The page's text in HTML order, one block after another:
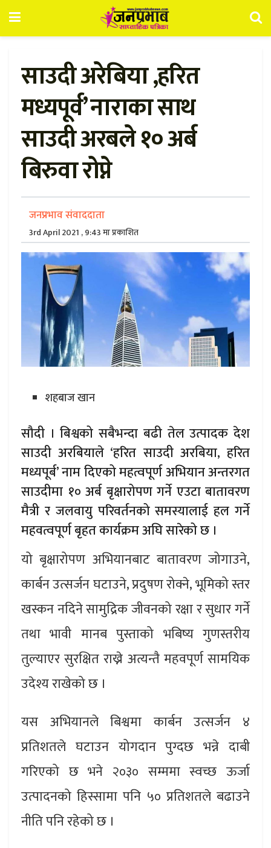
साउदी अरेबिया ,हरित
मध्यपूर्व’ नाराका साथ
साउदी अरबले १० अर्ब
बिरुवा रोप्ने
जनप्रभाव संवाददाता
3rd April 2021 , 9:43 मा प्रकाशित
शहबाज खान
सौदी । बिश्वको सबैभन्दा बढी तेल उत्पादक देश
साउदी अरबियाले ‘हरित साउदी अरबिया, हरित
मध्यपूर्ब’ नाम दिएको महत्वपूर्ण अभियान अन्तरगत
साउदीमा १० अर्ब बृक्षारोपण गर्ने एउटा बातावरण
मैत्री र जलवायु परिवर्तनको समस्यालाई हल गर्ने
महवत्वपूर्ण बृहत कार्यक्रम अघि सारेको छ ।
यो बृक्षारोपण अभियानबाट बातावरण जोगाउने,
कार्बन उत्सर्जन घटाउने, प्रदुषण रोक्ने, भूमिको स्तर
खस्कन नदिने सामुद्रिक जीवनको रक्षा र सुधार गर्ने
तथा भावी मानब पुस्ताको भबिष्य गुणस्तरीय
तुल्याएर सुरक्षित राख्ने अत्यन्तै महवपूर्ण सामयिक
उदेश्य राखेको छ ।
यस अभियानले बिश्वमा कार्बन उत्सर्जन ४
प्रतिशतले घटाउन योगदान पुग्दछ भन्ने दाबी
गरिएको छ भने २०३० सम्ममा स्वच्छ ऊर्जा
उत्पादनको हिस्सामा पनि ५० प्रतिशतले बढाउने
नीति पनि रहेको छ ।